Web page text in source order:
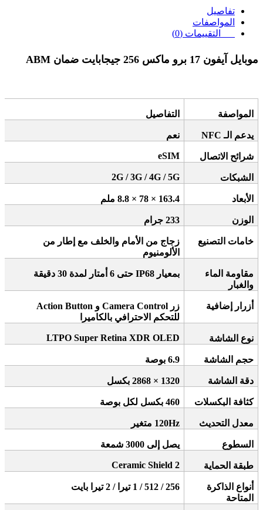
تفاصيل
المواصفات
التقييمات (0)
موبايل آيفون 17 برو ماكس 256 جيجابايت ضمان ABM
المواصفة التفاصيل
يدعم الـNFC نعم
شرائح الاتصال eSIM
الشبكات 2G / 3G / 4G / 5G
الأبعاد 163.4 × 78 × 8.8 ملم
الوزن 233 جرام
خامات التصنيع
زجاج من الأمام والخلف مع إطار من
الألومنيوم
مقاومة الماء
والغبار
بمعيار IP68 حتى 6 أمتار لمدة 30 دقيقة
أزرار إضافية زر Action Button وCamera Control
للتحكم الاحترافي بالكاميرا
نوع الشاشة LTPO Super Retina XDR OLED
حجم الشاشة 6.9 بوصة
دقة الشاشة 1320 × 2868 بكسل
كثافة البكسلات 460 بكسل لكل بوصة
معدل التحديث 120Hz متغير
السطوع يصل إلى 3000 شمعة
طبقة الحماية Ceramic Shield 2
أنواع الذاكرة
المتاحة
256 / 512 / 1 تيرا / 2 تيرا بايت